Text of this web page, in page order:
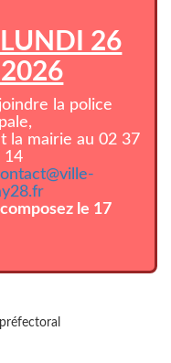
LUNDI 26
la police
la mairie au 02 37
14
le 17